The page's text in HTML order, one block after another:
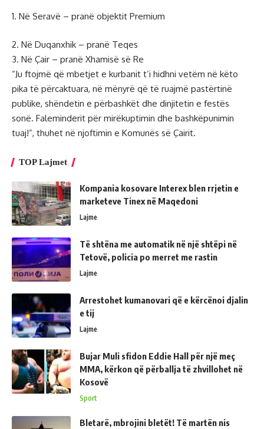
1. Në Seravë – pranë objektit Premium
2. Në Duqanxhik – pranë Teqes
3. Në Çair – pranë Xhamisë së Re
“Ju ftojmë që mbetjet e kurbanit t’i hidhni vetëm në këto
pika të përcaktuara, në mënyrë që të ruajmë pastërtinë
publike, shëndetin e përbashkët dhe dinjitetin e festës
sonë. Faleminderit për mirëkuptimin dhe bashkëpunimin
tuaj!”, thuhet në njoftimin e Komunës së Çairit.
TOP Lajmet
Kompania kosovare Interex blen rrjetin e
marketeve Tinex në Maqedoni
Lajme
Të shtëna me automatik në një shtëpi në
Tetovë, policia po merret me rastin
Lajme
Arrestohet kumanovari që e kërcënoi djalin
e tij
Lajme
Bujar Muli sfidon Eddie Hall për një meç
MMA, kërkon që përballja të zhvillohet në
Kosovë
Sport
Bletarë, mbrojini bletët! Të martën nis